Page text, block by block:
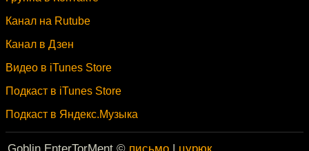
Канал на Rutube
Канал в Дзен
Видео в iTunes Store
Подкаст в iTunes Store
Подкаст в Яндекс.Музыка